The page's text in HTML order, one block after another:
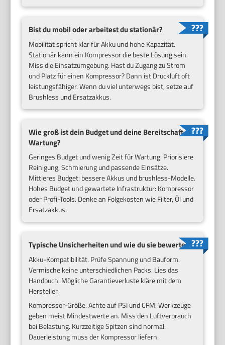
Bist du mobil oder arbeitest du stationär?
Mobilität spricht klar für Akku und hohe Kapazität.
Stationär kann ein Kompressor die beste Lösung sein.
Miss die Einsatzumgebung. Hast du Zugang zu Strom
und Platz für einen Kompressor? Dann ist Druckluft oft
leistungsfähiger. Wenn du viel unterwegs bist, setze auf
Brushless und Ersatzakkus.
Wie groß ist dein Budget und deine Bereitschaft zur
Wartung?
Geringes Budget und wenig Zeit für Wartung: Priorisiere
Reinigung, Schmierung und passende Einsätze.
Mittleres Budget: bessere Akkus und brushless-Modelle.
Hohes Budget und gewartete Infrastruktur: Kompressor
oder Profi-Tools. Denke an Folgekosten wie Filter, Öl und
Ersatzakkus.
Typische Unsicherheiten und wie du sie bewertest
Akku-Kompatibilität. Prüfe Spannung und Bauform.
Vermische keine unterschiedlichen Packs. Lies das
Handbuch. Mögliche Garantieverluste kläre mit dem
Hersteller.
Kompressor-Größe. Achte auf PSI und CFM. Werkzeuge
geben meist Mindestwerte an. Miss den Luftverbrauch
bei Belastung. Kurzzeitige Spitzen sind normal.
Dauerleistung muss der Kompressor liefern.